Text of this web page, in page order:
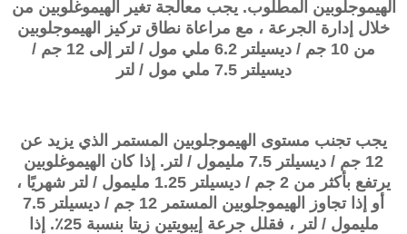
الهيموجلوبين المطلوب. يجب معالجة تغير الهيموغلوبين من
خلال إدارة الجرعة ، مع مراعاة نطاق تركيز الهيموجلوبين
من 10 جم / ديسيلتر 6.2 ملي مول / لتر إلى 12 جم /
ديسيلتر 7.5 ملي مول / لتر
يجب تجنب مستوى الهيموجلوبين المستمر الذي يزيد عن
12 جم / ديسيلتر 7.5 مليمول / لتر. إذا كان الهيموغلوبين
يرتفع بأكثر من 2 جم / ديسيلتر 1.25 مليمول / لتر شهريًا ،
أو إذا تجاوز الهيموجلوبين المستمر 12 جم / ديسيلتر 7.5
مليمول / لتر ، فقلل جرعة إيبويتين زيتا بنسبة 25٪. إذا